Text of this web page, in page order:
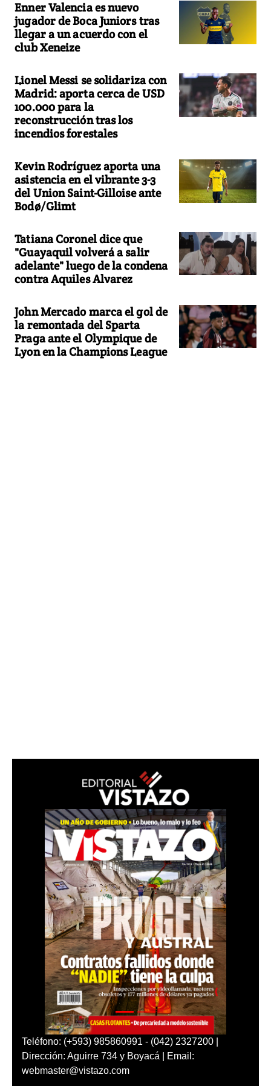
Enner Valencia es nuevo
jugador de Boca Juniors tras
llegar a un acuerdo con el
club Xeneize
Lionel Messi se solidariza con
Madrid: aporta cerca de USD
100.000 para la
reconstrucción tras los
incendios forestales
Kevin Rodríguez aporta una
asistencia en el vibrante 3-3
del Union Saint-Gilloise ante
Bodø/Glimt
Tatiana Coronel dice que
"Guayaquil volverá a salir
adelante" luego de la condena
contra Aquiles Alvarez
John Mercado marca el gol de
la remontada del Sparta
Praga ante el Olympique de
Lyon en la Champions League
Teléfono: (+593) 985860991 - (042) 2327200 |
Dirección: Aguirre 734 y Boyacá | Email:
webmaster@vistazo.com